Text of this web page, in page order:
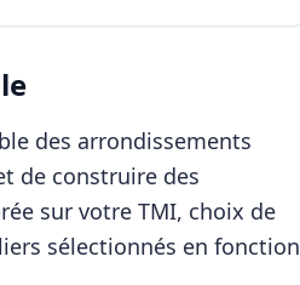
des arrondissements
de construire des
sur votre TMI, choix de
sélectionnés en fonction